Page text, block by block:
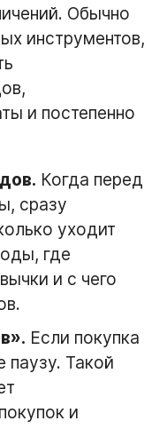
Обычно
инструментов,
и постепенно
Когда перед
сразу
уходит
где
и с чего
Если покупка
паузу. Такой
и